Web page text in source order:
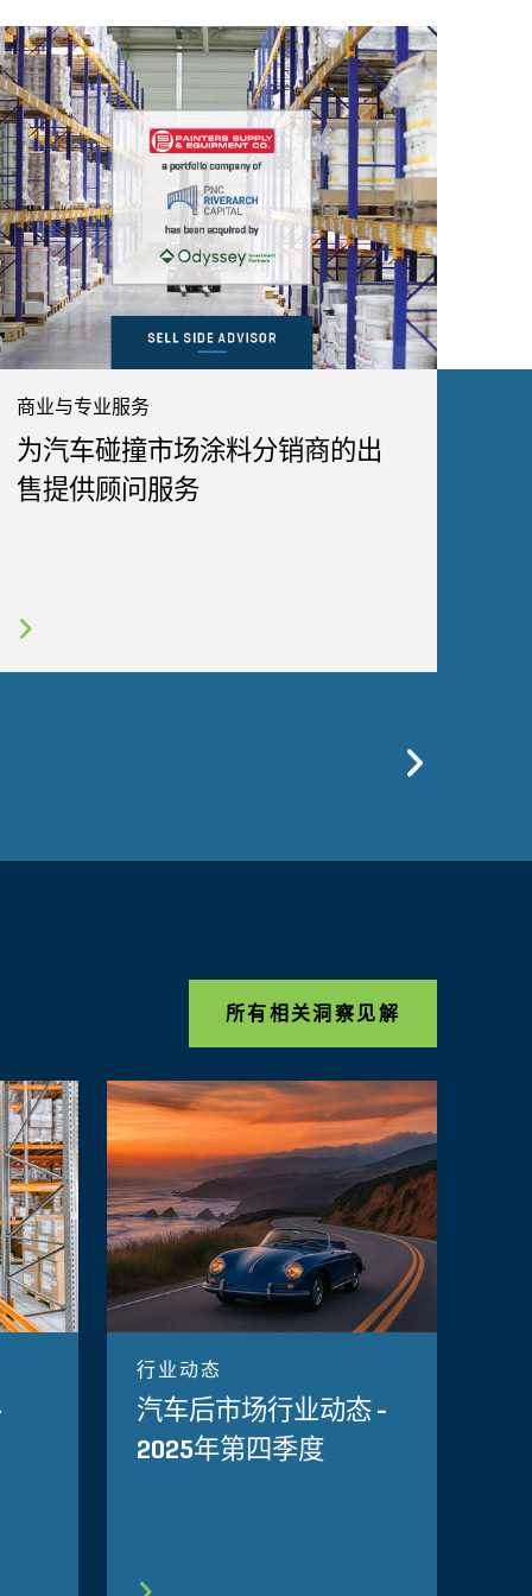
商业与专业服务
为汽车碰撞市场涂料分销商的出
售提供顾问服务
所有相关洞察见解
行业动态
汽车后市场行业动态 -
2025年第四季度